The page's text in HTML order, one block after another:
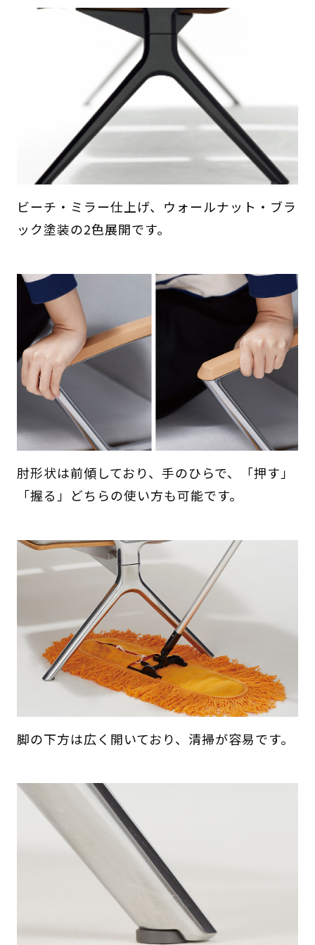
ビーチ・ミラー仕上げ、ウォールナット・ブラ
ック塗装の2色展開です。
肘形状は前傾しており、手のひらで、「押す」
「握る」どちらの使い方も可能です。
脚の下方は広く開いており、清掃が容易です。